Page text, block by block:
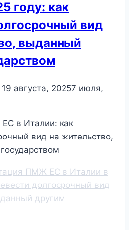
году: как
вид
выданный
19 августа, 20257 июля,
в Италии: как
вид на жительство,
ПМЖ ЕС в Италии в
долгосрочный вид
другим